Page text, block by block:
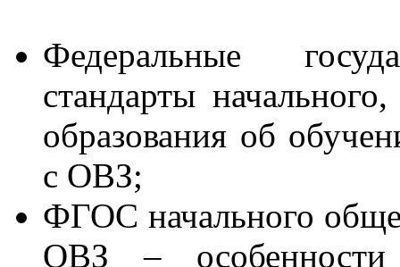
Федеральные
стандарты
образования об
с ОВЗ;
ФГОС начального
ОВЗ – особенности